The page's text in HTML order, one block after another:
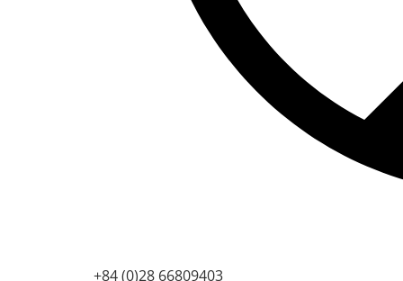
+84 (0)28 66809403